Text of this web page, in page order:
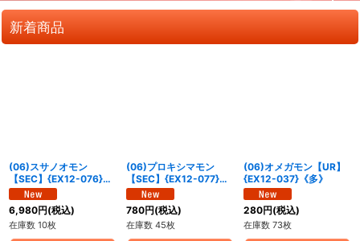
新着商品
(06)スサノオモン
【SEC】{EX12-076}
《多》
6,980円(税込)
在庫数 10枚
(06)プロキシマモン
【SEC】{EX12-077}
《多》
780円(税込)
在庫数 45枚
(06)オメガモン【UR】
{EX12-037}《多》
280円(税込)
在庫数 73枚